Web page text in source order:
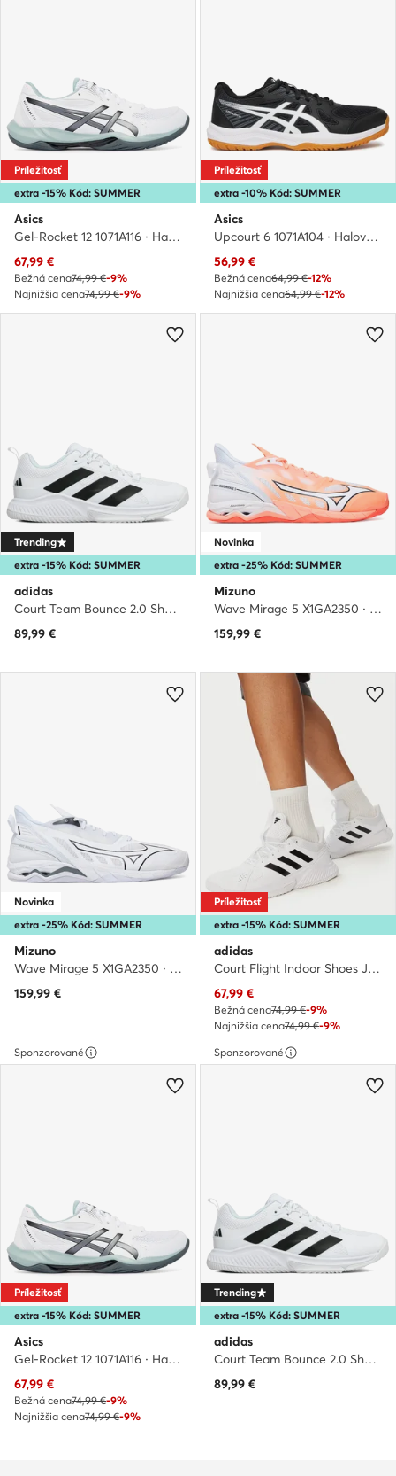
extra -15% Kód: SUMMER
Príležitosť
Asics
Gel-Rocket 12 1071A116 · Halové topánky
Aktuálna cena
67,99 €
Bežná cena74,99 €-9%
Najnižšia cena74,99 €-9%
extra -10% Kód: SUMMER
Príležitosť
Asics
Upcourt 6 1071A104 · Halové topánky
Aktuálna cena
56,99 €
Bežná cena64,99 €-12%
Najnižšia cena64,99 €-12%
extra -15% Kód: SUMMER
Trending
adidas
Court Team Bounce 2.0 Shoes HR1239 · Halové topánky
89,99 €
extra -25% Kód: SUMMER
Novinka
Mizuno
Wave Mirage 5 X1GA2350 · Halové topánky
159,99 €
extra -25% Kód: SUMMER
Novinka
Mizuno
Wave Mirage 5 X1GA2350 · Halové topánky
159,99 €
extra -15% Kód: SUMMER
Príležitosť
adidas
Court Flight Indoor Shoes JR9576 · Halové topánky
Aktuálna cena
67,99 €
Bežná cena74,99 €-9%
Najnižšia cena74,99 €-9%
Sponzorované
extra -15% Kód: SUMMER
Príležitosť
Asics
Gel-Rocket 12 1071A116 · Halové topánky
Aktuálna cena
67,99 €
Bežná cena74,99 €-9%
Najnižšia cena74,99 €-9%
Sponzorované
extra -15% Kód: SUMMER
Trending
adidas
Court Team Bounce 2.0 Shoes HR1239 · Halové topánky
89,99 €